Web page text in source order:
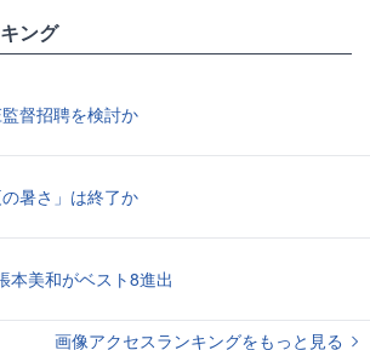
ング
督招聘を検討か
暑さ」は終了か
本美和がベスト8進出
画像アクセスランキングをもっと見る